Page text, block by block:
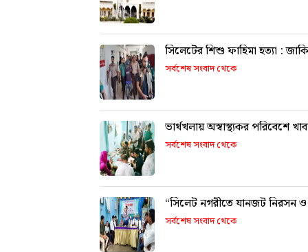
সিলেটের শিশু ফাহিমা হত্যা :
সর্বশেষ সংবাদ থেকে
সর্বশেষ সংবাদ থেকে
“সিলেট নগরীতে যানজট নিরসন ও
সর্বশেষ সংবাদ থেকে